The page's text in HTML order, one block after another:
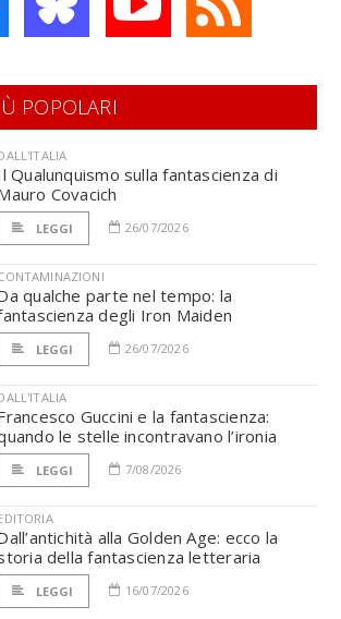
POPOLARI
Qualunquismo sulla fantascienza di
Covacich
LEGGI 26/07/2026
qualche parte nel tempo: la
degli Iron Maiden
LEGGI 26/07/2026
Guccini e la fantascienza:
le stelle incontravano l’ironia
LEGGI 7/08/2026
alla Golden Age: ecco la
della fantascienza letteraria
LEGGI 16/07/2026